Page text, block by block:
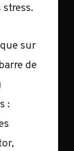
sur
de
: